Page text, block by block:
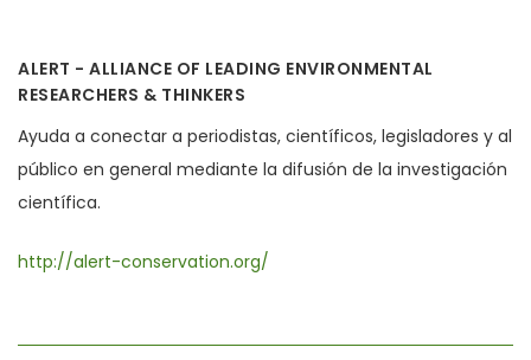
ALERT - ALLIANCE OF LEADING ENVIRONMENTAL
RESEARCHERS & THINKERS
Ayuda a conectar a periodistas, científicos, legisladores y al
público en general mediante la difusión de la investigación
científica.
http://alert-conservation.org/